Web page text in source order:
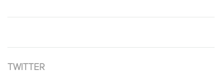
TWITTER